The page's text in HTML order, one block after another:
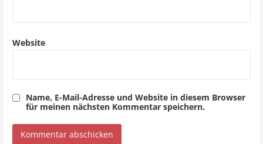
Website
Name, E-Mail-Adresse und Website in diesem Browser
für meinen nächsten Kommentar speichern.